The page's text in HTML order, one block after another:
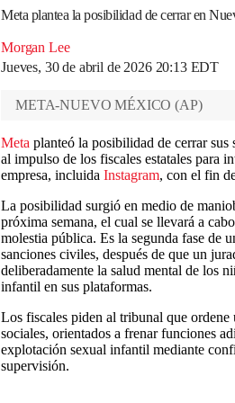
Meta plantea la posibilidad de cerrar en
Morgan Lee
Jueves, 30 de abril de 2026 20:13 EDT
META-NUEVO MÉXICO (AP)
Meta planteó la posibilidad de cerrar sus
al impulso de los fiscales estatales para
empresa, incluida Instagram, con el fin
La posibilidad surgió en medio de
próxima semana, el cual se llevará a
molestia pública. Es la segunda fase de
sanciones civiles, después de que un
deliberadamente la salud mental de los
infantil en sus plataformas.
Los fiscales piden al tribunal que ordene
sociales, orientados a frenar funciones
explotación sexual infantil mediante
supervisión.